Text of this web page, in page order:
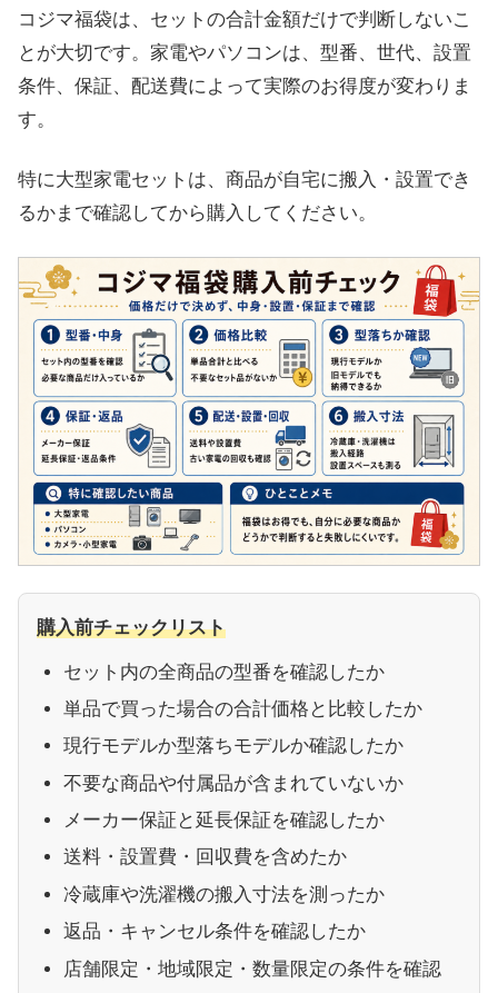
コジマ福袋は、セットの合計金額だけで判断しないこ
とが大切です。家電やパソコンは、型番、世代、設置
条件、保証、配送費によって実際のお得度が変わりま
す。
特に大型家電セットは、商品が自宅に搬入・設置でき
るかまで確認してから購入してください。
購入前チェックリスト
セット内の全商品の型番を確認したか
単品で買った場合の合計価格と比較したか
現行モデルか型落ちモデルか確認したか
不要な商品や付属品が含まれていないか
メーカー保証と延長保証を確認したか
送料・設置費・回収費を含めたか
冷蔵庫や洗濯機の搬入寸法を測ったか
返品・キャンセル条件を確認したか
店舗限定・地域限定・数量限定の条件を確認